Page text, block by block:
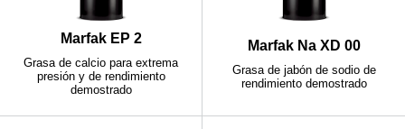
Marfak EP 2
Grasa de calcio para extrema
presión y de rendimiento
demostrado
Marfak Na XD 00
Grasa de jabón de sodio de
rendimiento demostrado